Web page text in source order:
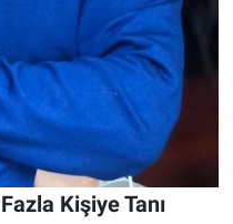
Kişiye Tanı